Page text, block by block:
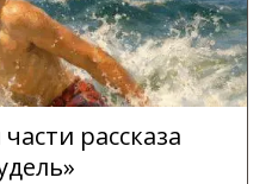
рассказа